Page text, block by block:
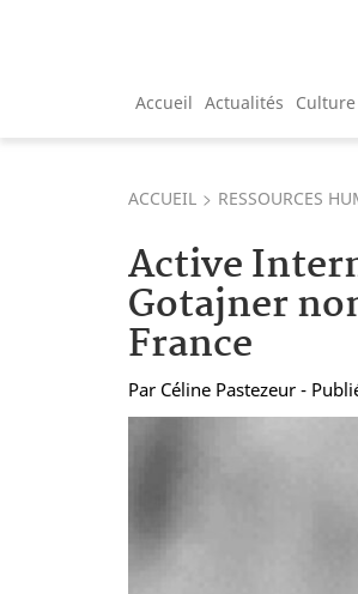
Accueil Actualités
ACCUEIL RESSOURCES
Active
Gotajner
France
Par Céline Pastezeur -